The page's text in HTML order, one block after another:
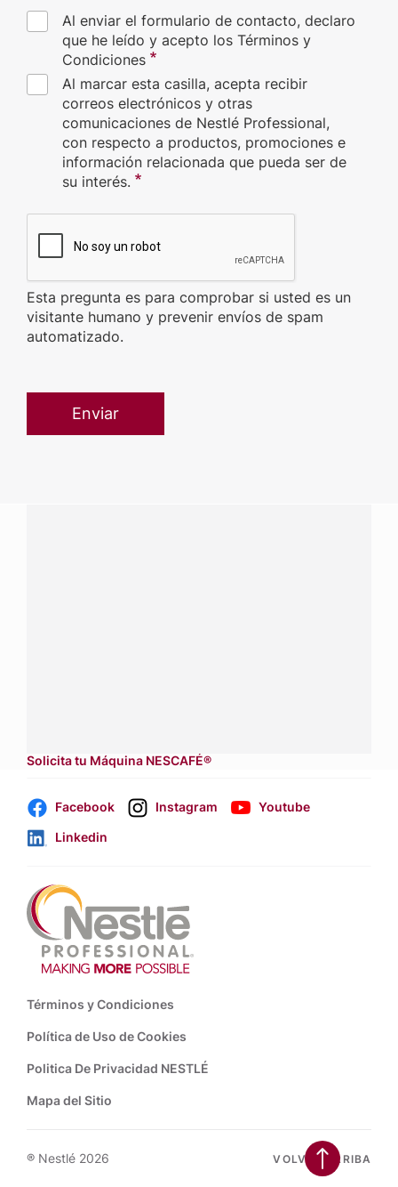
Al enviar el formulario de contacto, declaro
que he leído y acepto los Términos y
Condiciones
Al marcar esta casilla, acepta recibir
correos electrónicos y otras
comunicaciones de Nestlé Professional,
con respecto a productos, promociones e
información relacionada que pueda ser de
su interés.
Esta pregunta es para comprobar si usted es un
visitante humano y prevenir envíos de spam
automatizado.
Solicita tu Máquina NESCAFÉ®
Facebook Instagram
Youtube
Linkedin
Footer
Términos y Condiciones
Política de Uso de Cookies
Politica De Privacidad NESTLÉ
Mapa del Sitio
® Nestlé 2026 VOLVER ARRIBA